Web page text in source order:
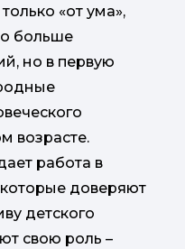
«от ума»,
больше
но в первую
возрасте.
работа в
доверяют
детского
свою роль –